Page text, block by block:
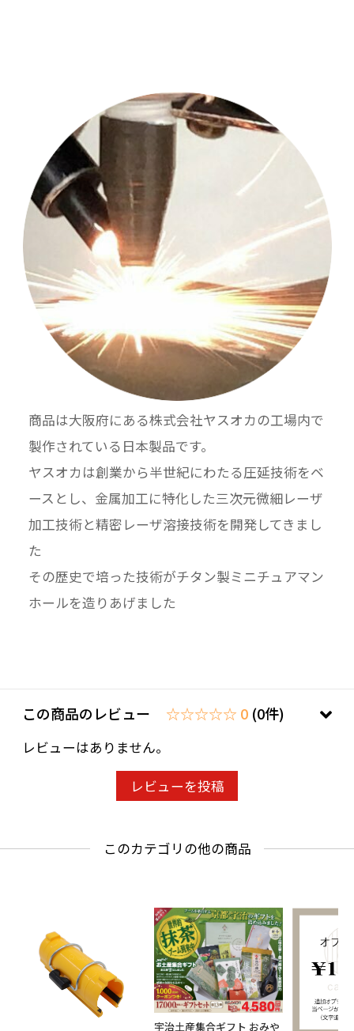
商品は大阪府にある株式会社ヤスオカの工場内で
製作されている日本製品です。
ヤスオカは創業から半世紀にわたる圧延技術をベ
ースとし、金属加工に特化した三次元微細レーザ
加工技術と精密レーザ溶接技術を開発してきまし
た
その歴史で培った技術がチタン製ミニチュアマン
ホールを造りあげました
この商品のレビュー ☆☆☆☆☆ 0 (0件)
レビューはありません。
レビューを投稿
このカテゴリの他の商品
宇治土産集合ギフト おみや